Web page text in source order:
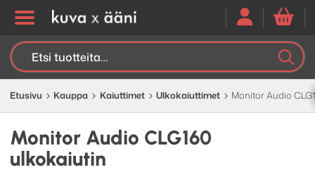
Etsi:
Etusivu Kauppa Kaiuttimet Ulkokaiuttimet Monitor Audio
Monitor Audio CLG160
ulkokaiutin